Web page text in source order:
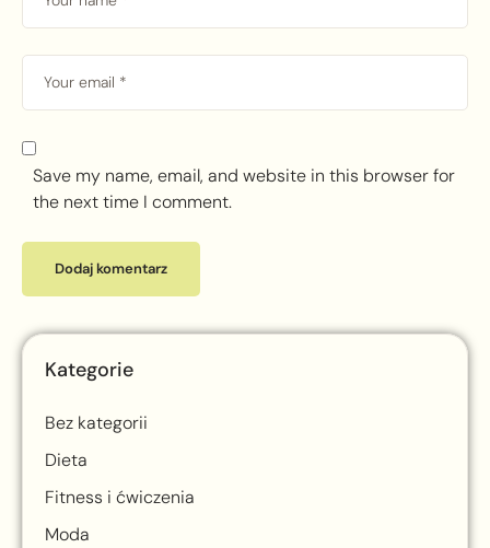
Save my name, email, and website in this browser for
the next time I comment.
Kategorie
Bez kategorii
Dieta
Fitness i ćwiczenia
Moda